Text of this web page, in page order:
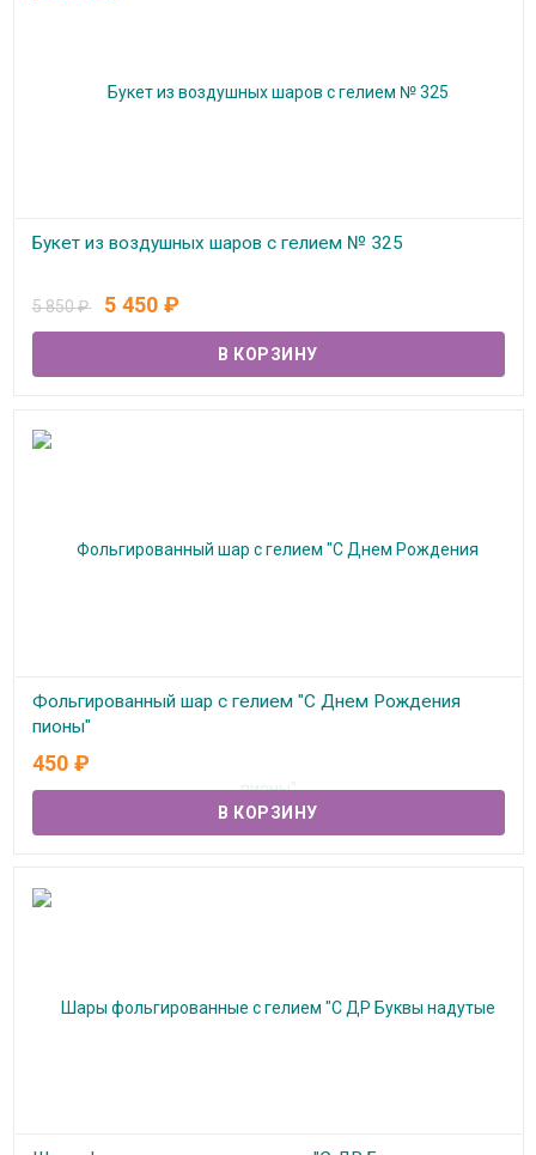
Букет из воздушных шаров с гелием № 325
5 850₽ 5 450 ₽
Фольгированный шар с гелием "С Днем Рождения
пионы"
В наличии
450 ₽